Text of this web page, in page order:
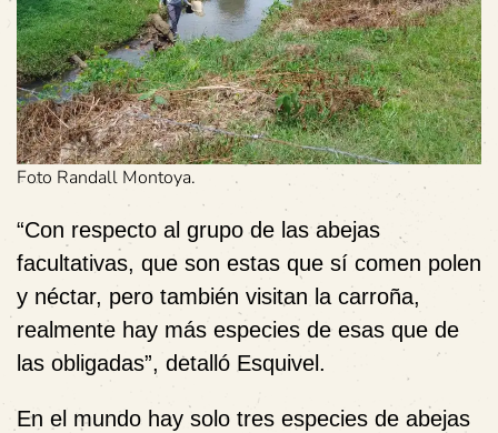
Foto Randall Montoya.
“Con respecto al grupo de las abejas
facultativas, que son estas que sí comen polen
y néctar, pero también visitan la carroña,
realmente hay más especies de esas que de
las obligadas”, detalló Esquivel.
En el mundo hay solo tres especies de abejas